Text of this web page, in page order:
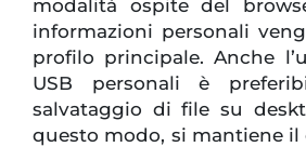
modalità ospite del
informazioni personali
profilo principale. Anche
USB personali è
salvataggio di file su
questo modo, si mantiene